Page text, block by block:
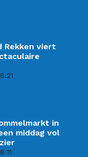
Rekken viert
in
middag vol